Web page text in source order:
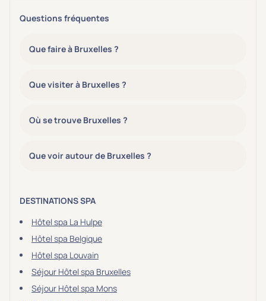
Questions fréquentes
Que faire à Bruxelles ?
Que visiter à Bruxelles ?
Où se trouve Bruxelles ?
Que voir autour de Bruxelles ?
DESTINATIONS SPA
Hôtel spa La Hulpe
Hôtel spa Belgique
Hôtel spa Louvain
Séjour Hôtel spa Bruxelles
Séjour Hôtel spa Mons